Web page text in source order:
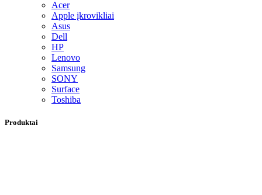
Acer
Apple įkrovikliai
Asus
Dell
HP
Lenovo
Samsung
SONY
Surface
Toshiba
Produktai